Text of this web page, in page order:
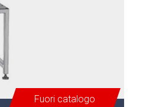
Fuori catalogo